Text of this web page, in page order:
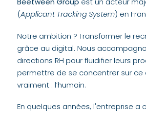
(Applicant Tracking System) en
Notre ambition ? Transformer le
grâce au digital. Nous
directions RH pour fluidifier leurs
permettre de se concentrer sur ce
vraiment : l’humain.
En quelques années, l'entreprise a